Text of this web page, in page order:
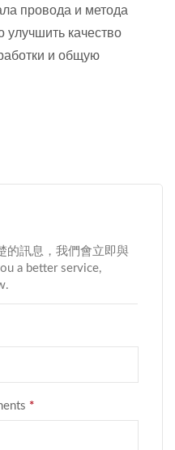
провода и метода
улучшить качество
и общую